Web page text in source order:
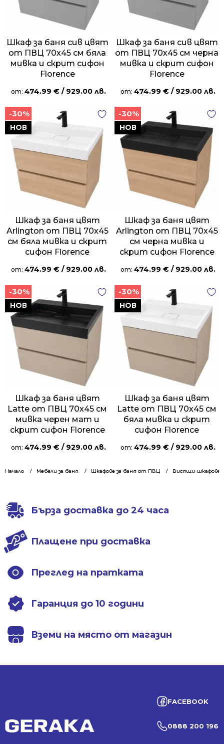
Начало Мебели за баня Шкафове за баня от ПВЦ Висящи шкафове
Шкаф за баня сив цвят
от ПВЦ 70х45 см бяла
мивка и скрит сифон
Florence
от: 474.99 € / 929.00 лв.
Шкаф за баня сив цвят
от ПВЦ 70х45 см черна
мивка и скрит сифон
Florence
от: 474.99 € / 929.00 лв.
НОВ
-30%
Шкаф за баня цвят
Arlington от ПВЦ 70х45
см бяла мивка и скрит
сифон Florence
от: 474.99 € / 929.00 лв.
НОВ
-30%
Шкаф за баня цвят
Arlington от ПВЦ 70х45
см черна мивка и
скрит сифон Florence
от: 474.99 € / 929.00 лв.
НОВ
-30%
Шкаф за баня цвят
Latte от ПВЦ 70х45 см
мивка черен мат и
скрит сифон Florence
от: 474.99 € / 929.00 лв.
НОВ
-30%
Шкаф за баня цвят
Latte от ПВЦ 70х45 см
бяла мивка и скрит
сифон Florence
от: 474.99 € / 929.00 лв.
Бърза доставка до 24 часа
Плащене при доставка
Преглед на пратката
Гаранция до 10 години
Вземи на място от магазин
FACEBOOK
0888 200 196